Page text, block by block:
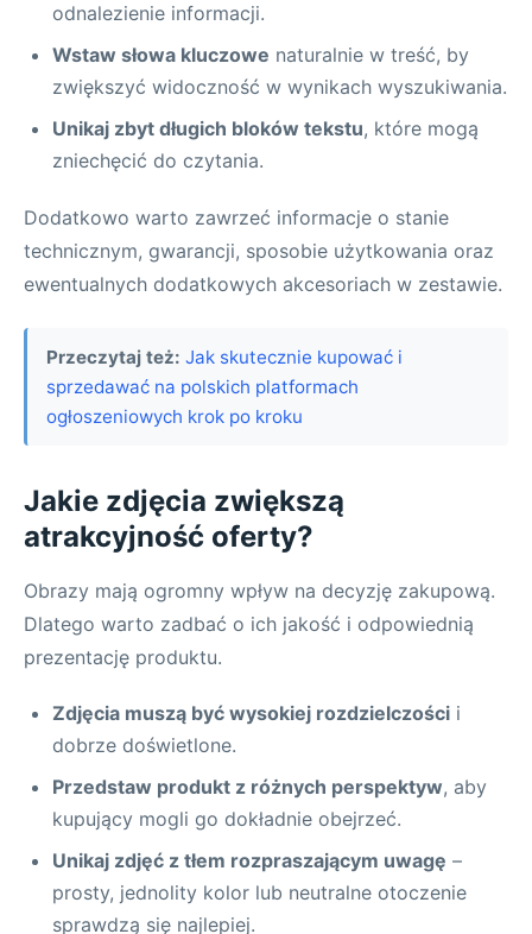
odnalezienie informacji.
Wstaw słowa kluczowe naturalnie w treść, by
zwiększyć widoczność w wynikach wyszukiwania.
Unikaj zbyt długich bloków tekstu, które mogą
zniechęcić do czytania.
Dodatkowo warto zawrzeć informacje o stanie
technicznym, gwarancji, sposobie użytkowania oraz
ewentualnych dodatkowych akcesoriach w zestawie.
Przeczytaj też: Jak skutecznie kupować i
sprzedawać na polskich platformach
ogłoszeniowych krok po kroku
Jakie zdjęcia zwiększą
atrakcyjność oferty?
Obrazy mają ogromny wpływ na decyzję zakupową.
Dlatego warto zadbać o ich jakość i odpowiednią
prezentację produktu.
Zdjęcia muszą być wysokiej rozdzielczości i
dobrze doświetlone.
Przedstaw produkt z różnych perspektyw, aby
kupujący mogli go dokładnie obejrzeć.
Unikaj zdjęć z tłem rozpraszającym uwagę –
prosty, jednolity kolor lub neutralne otoczenie
sprawdzą się najlepiej.